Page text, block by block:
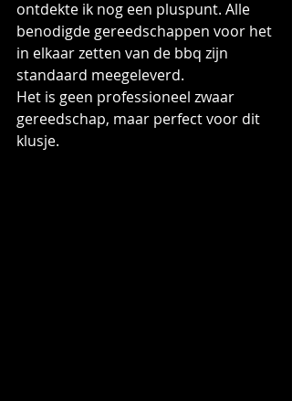
ontdekte ik nog een pluspunt. Alle
benodigde gereedschappen voor het
in elkaar zetten van de bbq zijn
standaard meegeleverd.
Het is geen professioneel zwaar
gereedschap, maar perfect voor dit
klusje.